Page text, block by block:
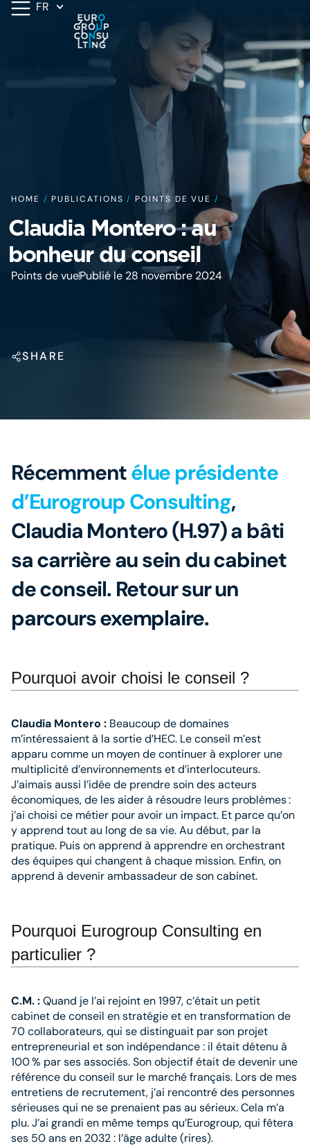
FR
HOME /PUBLICATIONS /POINTS DE VUE /
Claudia Montero : au
bonheur du conseil
Points de vuePublié le 28 novembre 2024
SHARE
Récemmentélue présidente
d’Eurogroup Consulting,
Claudia Montero (H.97) a bâti
sa carrière au sein du cabinet
de conseil. Retour sur un
parcours exemplaire.
Pourquoi avoir choisi le conseil ?
Claudia Montero : Beaucoup de domaines
m’intéressaient à la sortie d’HEC. Le conseil m’est
apparu comme un moyen de continuer à explorer une
multiplicité d’envi­ronnements et d’interlocuteurs.
J’aimais aussi l’idée de prendre soin des acteurs
économiques, de les aider à résoudre leurs problèmes :
j’ai choisi ce métier pour avoir un impact. Et parce qu’on
y apprend tout au long de sa vie. Au début, par la
pratique. Puis on apprend à apprendre en orchestrant
des équipes qui changent à chaque mission. Enfin, on
apprend à devenir ambassadeur de son cabinet.
Pourquoi Eurogroup Consulting en
particulier ?
C.M. :Quand je l’ai rejoint en 1997, c’était un petit
cabinet de conseil en stratégie et en transformation de
70 col­laborateurs, qui se distinguait par son projet
entrepreneurial et son indépendance : il était détenu à
100 % par ses associés. Son objectif était de devenir une
référence du conseil sur le marché français. Lors de mes
entretiens de recrutement, j’ai rencontré des personnes
sérieuses qui ne se prenaient pas au sérieux. Cela m’a
plu. J’ai grandi en même temps qu’Eurogroup, qui fêtera
ses 50 ans en 2032 : l’âge adulte (rires).